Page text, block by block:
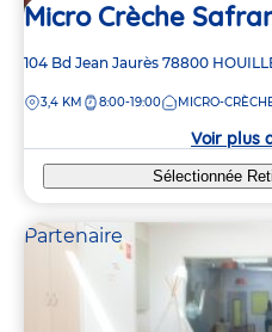
Micro Crèche
Adresse
la
104 Bd Jean Jaurès 78800
DISTANCE
3,4 KM 8:00-19:00 MICRO-
Voir plus
Sélectionnée
Partenaire